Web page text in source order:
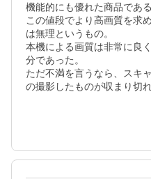
機能的にも優れた商品である
この値段でより高画質を求
は無理というもの。
本機による画質は非常に良
分であった。
ただ不満を言うなら、スキ
の撮影したものが収まり切